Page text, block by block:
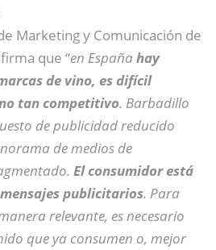
Marketing y Comunicación de
que “en España hay
de vino, es difícil
tan competitivo. Barbadillo
de publicidad reducido
de medios de
El consumidor está
publicitarios. Para
relevante, es necesario
que ya consumen o, mejor